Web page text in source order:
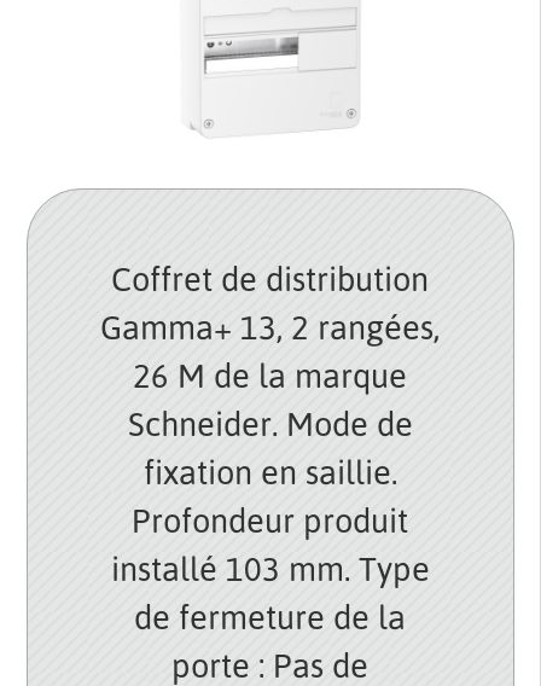
Coffret de distribution
Gamma+ 13, 2 rangées,
26 M de la marque
Schneider. Mode de
fixation en saillie.
Profondeur produit
installé 103 mm. Type
de fermeture de la
porte : Pas de